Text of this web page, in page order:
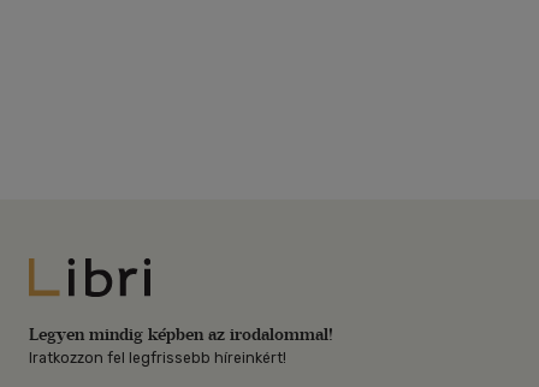
Libri
Legyen mindig képben az irodalommal!
Iratkozzon fel legfrissebb híreinkért!